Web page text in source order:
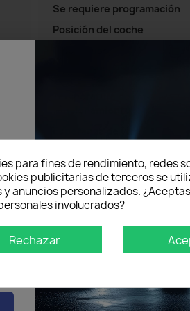
Se requiere programación
Posición del coche
contenidos del paquete
Garantía del fabricante
OE/OEM
Modelo de vehículo
para fines de rendimiento, redes
publicitarias de terceros se
anuncios personalizados.
involucrados?
Rechazar